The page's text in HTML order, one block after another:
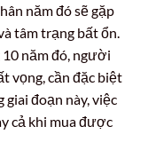
năm đó sẽ gặp
tâm trạng bất ổn.
10 năm đó, người
vọng, cần đặc biệt
giai đoạn này, việc
cả khi mua được